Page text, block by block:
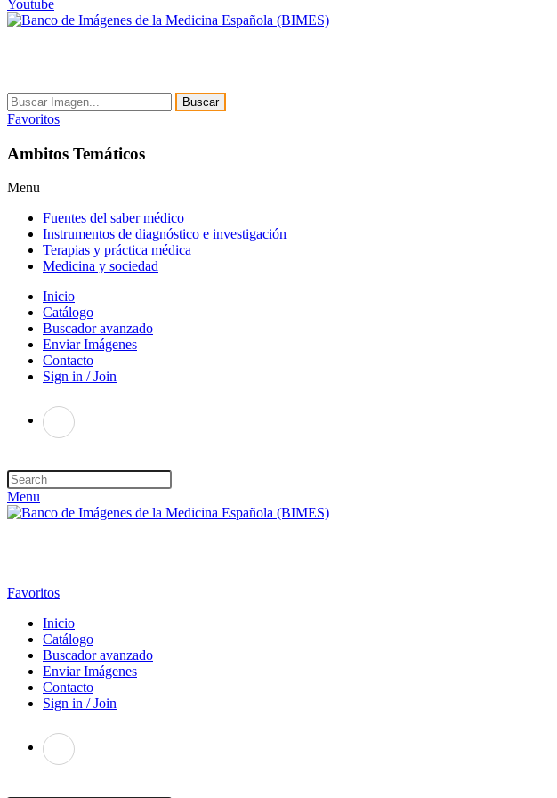
Youtube
Buscar
Favoritos
Ambitos Temáticos
Menu
Fuentes del saber médico
Instrumentos de diagnóstico e investigación
Terapias y práctica médica
Medicina y sociedad
Inicio
Catálogo
Buscador avanzado
Enviar Imágenes
Contacto
Sign in / Join
Menu
Favoritos
Inicio
Catálogo
Buscador avanzado
Enviar Imágenes
Contacto
Sign in / Join